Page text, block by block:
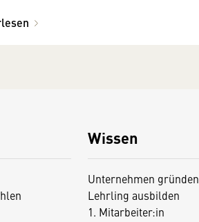
Wissen
Unternehmen gründen
Lehrling ausbilden
1. Mitarbeiter:in